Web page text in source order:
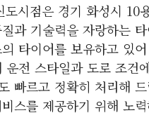
도시점은 경기 화성시
과 기술력을 자랑하는
타이어를 보유하고 있
전 스타일과 도로 조건
빠르고 정확히 처리해
스를 제공하기 위해 노